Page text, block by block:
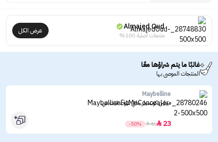
Almajed Oud
منتجات أصلية 100%
عرض الكل
غالبًا ما يتم شراؤها معًا
المنتجات الموصى بها
Maybelline
ميبلين كونسيلر خافي عيوب فيت مي
23

46

-50%